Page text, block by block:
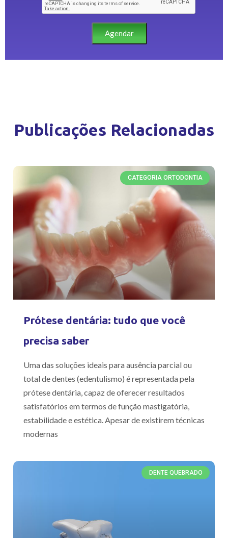
Agendar
Publicações Relacionadas
CATEGORIA ORTODONTIA
Prótese dentária: tudo que você
precisa saber
Uma das soluções ideais para ausência parcial ou
total de dentes (edentulismo) é representada pela
prótese dentária, capaz de oferecer resultados
satisfatórios em termos de função mastigatória,
estabilidade e estética. Apesar de existirem técnicas
modernas
DENTE QUEBRADO